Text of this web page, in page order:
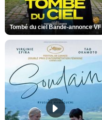
Tombé du ciel Bande-annonce VF